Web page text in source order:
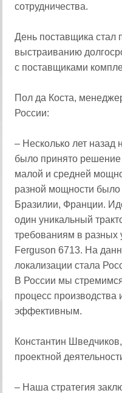
сотрудничества.
День поставщика стал
выстраиванию
с поставщиками
Пол да Коста,
России:
– Несколько лет назад
было принято решение
малой и средней
разной мощности было
Бразилии, Франции.
один уникальный
требованиям в разных
Ferguson 6713. На
локализации стала
В России мы
процесс производства
эффективным.
Константин
проектной
– Наша стратегия